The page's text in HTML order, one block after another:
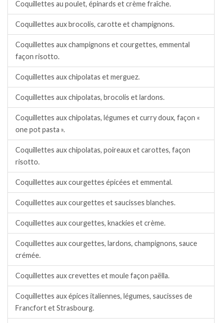
Coquillettes au poulet, épinards et crème fraîche.
Coquillettes aux brocolis, carotte et champignons.
Coquillettes aux champignons et courgettes, emmental
façon risotto.
Coquillettes aux chipolatas et merguez.
Coquillettes aux chipolatas, brocolis et lardons.
Coquillettes aux chipolatas, légumes et curry doux, façon «
one pot pasta ».
Coquillettes aux chipolatas, poireaux et carottes, façon
risotto.
Coquillettes aux courgettes épicées et emmental.
Coquillettes aux courgettes et saucisses blanches.
Coquillettes aux courgettes, knackies et crème.
Coquillettes aux courgettes, lardons, champignons, sauce
crémée.
Coquillettes aux crevettes et moule façon paëlla.
Coquillettes aux épices italiennes, légumes, saucisses de
Francfort et Strasbourg.